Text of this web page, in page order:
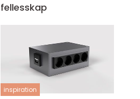
fellesskap
inspiration